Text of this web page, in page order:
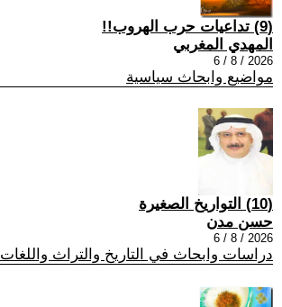
(9) تداعيات حرب الهروب!!
المهدي المغربي
2026 / 8 / 6
مواضيع وابحاث سياسية
(10) التواريخ الصغيرة
حسن مدن
2026 / 8 / 6
دراسات وابحاث في التاريخ والتراث واللغات